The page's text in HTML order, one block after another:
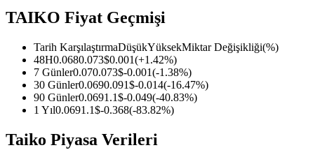
Kripto Para Vadeli İşlemleri
TradFi
Hisse senetleri, döviz, değerli metaller ve emtia türevleri
TAIKO Fiyat Geçmişi
Tarih KarşılaştırmaDüşükYüksekMiktar Değişikliği(%)
48H0.0680.073$0.001(+1.42%)
7 Günler0.070.073$-0.001(-1.38%)
30 Günler0.0690.091$-0.014(-16.47%)
90 Günler0.0691.1$-0.049(-40.83%)
1 Yıl0.0691.1$-0.368(-83.82%)
Taiko Piyasa Verileri